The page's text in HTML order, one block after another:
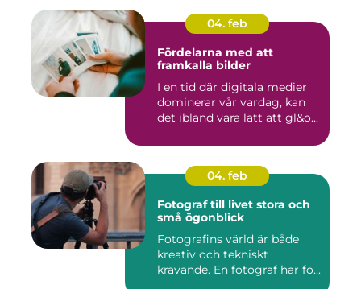
04. feb
Fördelarna med att
framkalla bilder
I en tid där digitala medier
dominerar vår vardag, kan
det ibland vara lätt att gl&o...
04. feb
Fotograf till livet stora och
små ögonblick
Fotografins värld är både
kreativ och tekniskt
krävande. En fotograf har fö...